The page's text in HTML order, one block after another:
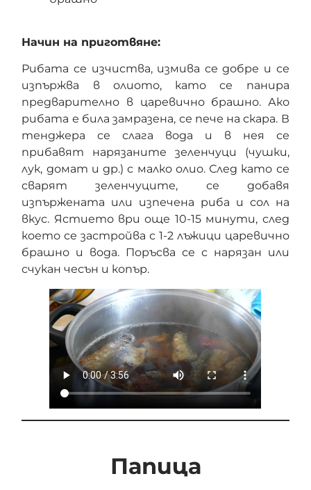
Начин на приготвяне:
Рибата се изчиства, измива се добре и се
изпържва в олиото, като се панира
предварително в царевично брашно. Ако
рибата е била замразена, се пече на скара. В
тенджера се слага вода и в нея се
прибавят нарязаните зеленчуци (чушки,
лук, домат и др.) с малко олио. След като се
сварят зеленчуците, се добавя
изпържената или изпечена риба и сол на
вкус. Ястието ври още 10-15 минути, след
което се застройва с 1-2 лъжици царевично
брашно и вода. Поръсва се с нарязан или
счукан чесън и копър.
Папица